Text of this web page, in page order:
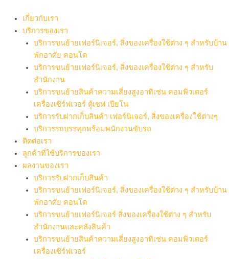
content
เกี่ยวกับเรา
บริการของเรา
บริการขนย้ายเฟอร์นิเจอร์, สิ่งของเครื่องใช้ต่าง ๆ สำหรับบ้าน
พักอาศัย คอนโด
บริการขนย้ายเฟอร์นิเจอร์, สิ่งของเครื่องใช้ต่าง ๆ สำหรับ
สำนักงาน
บริการขนย้ายสินค้าความเสี่ยงสูงอาทิเช่น คอมพิวเตอร์
เครื่องเซิร์ฟเวอร์ ตู้เซฟ เปียโน
บริการรับฝากเก็บสินค้า เฟอร์นิเจอร์, สิ่งของเครื่องใช้ต่างๆ
บริการรถบรรทุกพร้อมพนักงานขับรถ
ติดต่อเรา
ลูกค้าที่ใช้บริการของเรา
ผลงานของเรา
บริการรับฝากเก็บสินค้า
บริการขนย้ายเฟอร์นิเจอร์, สิ่งของเครื่องใช้ต่าง ๆ สำหรับบ้าน
พักอาศัย คอนโด
บริการขนย้ายเฟอร์นิเจอร์ สิ่งของเครื่องใช้ต่าง ๆ สำหรับ
สำนักงานและคลังสินค้า
บริการขนย้ายสินค้าความเสี่ยงสูงอาทิเช่น คอมพิวเตอร์
เครื่องเซิร์ฟเวอร์